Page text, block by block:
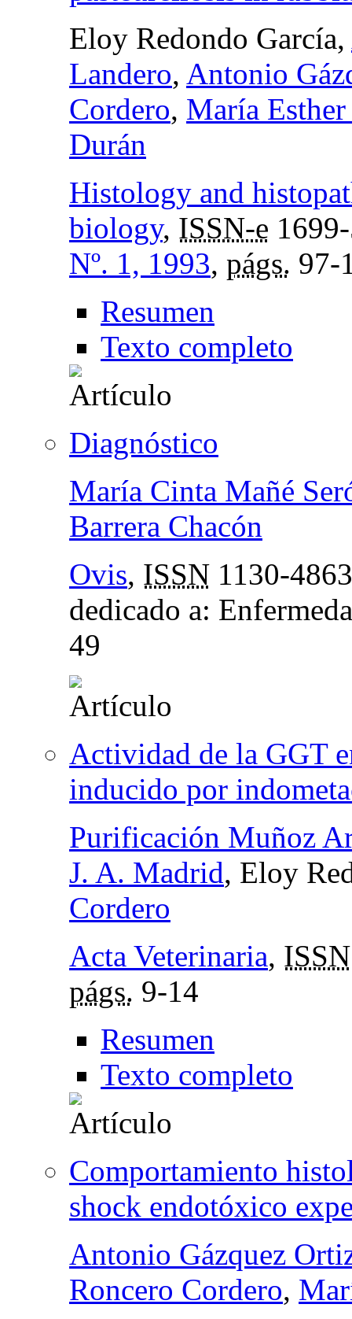
Eloy Redondo García,
Landero, Antonio
Cordero, María
Durán
Histology and
biology, ISSN-e
Nº. 1, 1993, págs. 97-
Resumen
Texto completo
Diagnóstico
María Cinta Mañé
Barrera Chacón
Ovis, ISSN 1130-
dedicado a:
49
Actividad de la GGT
inducido por
Purificación Muñoz
J. A. Madrid, Eloy
Cordero
Acta Veterinaria, ISSN
págs. 9-14
Resumen
Texto completo
Comportamiento
shock endotóxico
Antonio Gázquez
Roncero Cordero,